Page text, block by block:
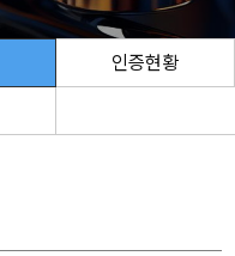
인증현황